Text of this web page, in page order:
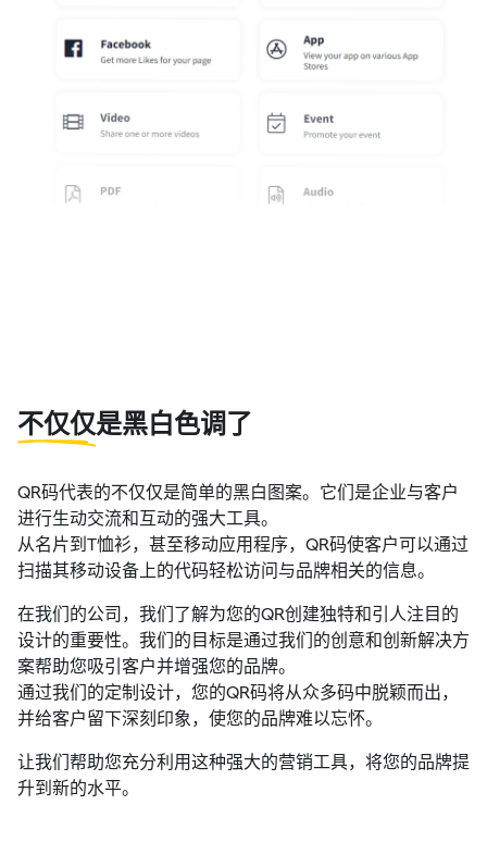
不仅仅是黑白色调了
QR码代表的不仅仅是简单的黑白图案。它们是企业与客户
进行生动交流和互动的强大工具。
从名片到T恤衫，甚至移动应用程序，QR码使客户可以通过
扫描其移动设备上的代码轻松访问与品牌相关的信息。
在我们的公司，我们了解为您的QR创建独特和引人注目的
设计的重要性。我们的目标是通过我们的创意和创新解决方
案帮助您吸引客户并增强您的品牌。
通过我们的定制设计，您的QR码将从众多码中脱颖而出，
并给客户留下深刻印象，使您的品牌难以忘怀。
让我们帮助您充分利用这种强大的营销工具，将您的品牌提
升到新的水平。